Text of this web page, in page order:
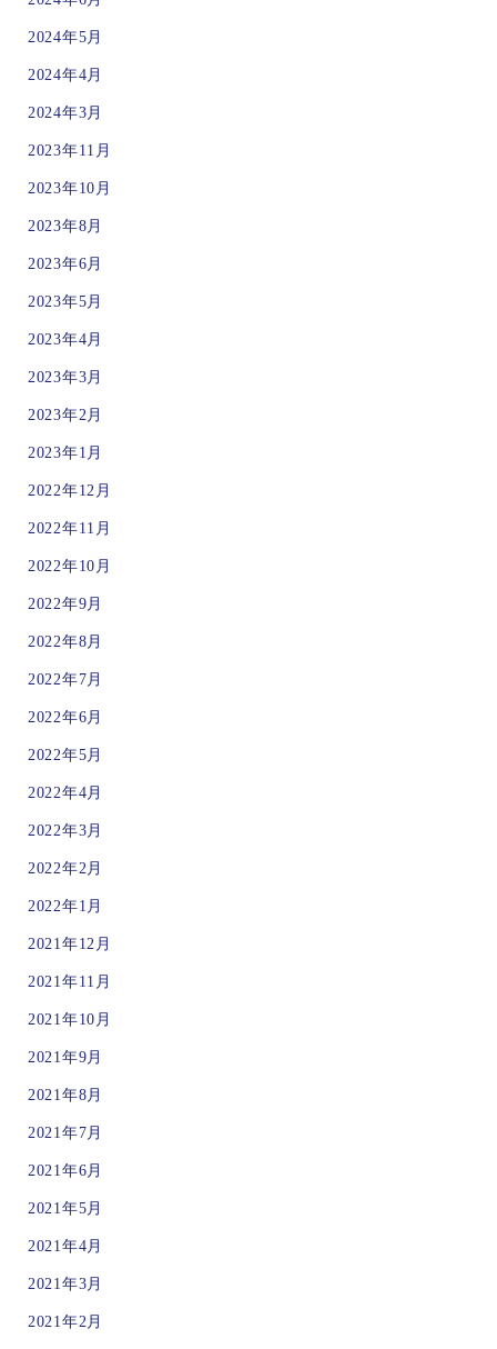
2024年5月
2024年4月
2024年3月
2023年11月
2023年10月
2023年8月
2023年6月
2023年5月
2023年4月
2023年3月
2023年2月
2023年1月
2022年12月
2022年11月
2022年10月
2022年9月
2022年8月
2022年7月
2022年6月
2022年5月
2022年4月
2022年3月
2022年2月
2022年1月
2021年12月
2021年11月
2021年10月
2021年9月
2021年8月
2021年7月
2021年6月
2021年5月
2021年4月
2021年3月
2021年2月